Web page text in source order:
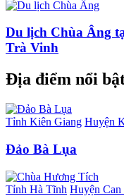
Du lịch Chùa Âng
Trà Vinh
Địa điểm nổi
Tỉnh Kiên Giang Huyện
Đảo Bà Lụa
Tỉnh Hà Tĩnh Huyện